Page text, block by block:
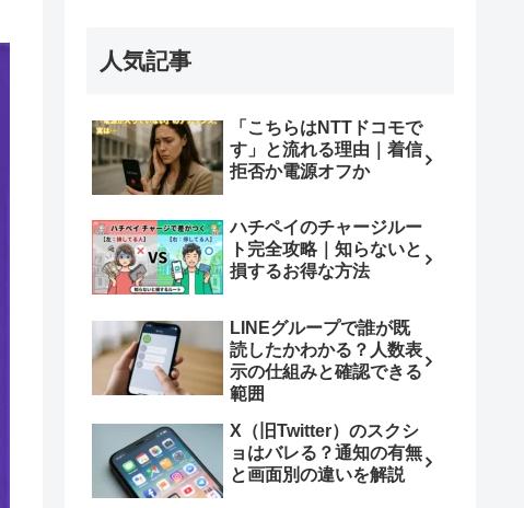
人気記事
「こちらはNTTドコモで
す」と流れる理由｜着信
拒否か電源オフか
ハチペイのチャージルー
ト完全攻略｜知らないと
損するお得な方法
LINEグループで誰が既
読したかわかる？人数表
示の仕組みと確認できる
範囲
X（旧Twitter）のスクシ
ョはバレる？通知の有無
と画面別の違いを解説